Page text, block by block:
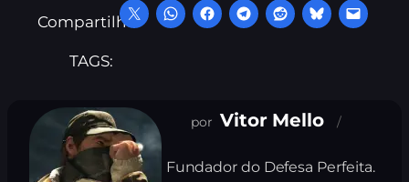
Compartilhe:
TAGS:
Vitor Mello
Fundador do Defesa Perfeita.